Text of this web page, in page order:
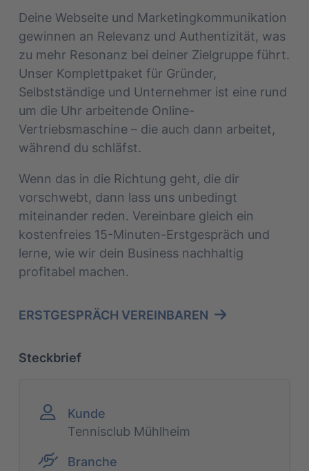
Deine Webseite und Marketingkommunikation
gewinnen an Relevanz und Authentizität, was
zu mehr Resonanz bei deiner Zielgruppe führt.
Unser Komplettpaket für Gründer,
Selbstständige und Unternehmer ist eine rund
um die Uhr arbeitende Online-
Vertriebsmaschine – die auch dann arbeitet,
während du schläfst.
Wenn das in die Richtung geht, die dir
vorschwebt, dann lass uns unbedingt
miteinander reden. Vereinbare gleich ein
kostenfreies 15-Minuten-Erstgespräch und
lerne, wie wir dein Business nachhaltig
profitabel machen.
ERSTGESPRÄCH VEREINBAREN
Steckbrief
Kunde
Tennisclub Mühlheim
Branche